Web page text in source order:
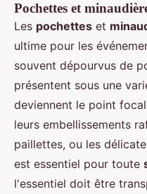
Pochettes et
Les pochettes et
ultime pour les
souvent dépourvus de
présentent sous une
deviennent le point
leurs embellissements
paillettes, ou les
est essentiel pour toute
l'essentiel doit être